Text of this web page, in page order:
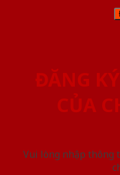
ĐĂNG
CỦA
Vui lòng nhập thông